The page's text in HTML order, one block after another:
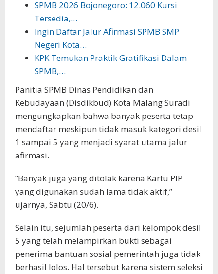
SPMB 2026 Bojonegoro: 12.060 Kursi
Tersedia,…
Ingin Daftar Jalur Afirmasi SPMB SMP
Negeri Kota…
KPK Temukan Praktik Gratifikasi Dalam
SPMB,…
Panitia SPMB Dinas Pendidikan dan
Kebudayaan (Disdikbud) Kota Malang Suradi
mengungkapkan bahwa banyak peserta tetap
mendaftar meskipun tidak masuk kategori desil
1 sampai 5 yang menjadi syarat utama jalur
afirmasi.
“Banyak juga yang ditolak karena Kartu PIP
yang digunakan sudah lama tidak aktif,”
ujarnya, Sabtu (20/6).
Selain itu, sejumlah peserta dari kelompok desil
5 yang telah melampirkan bukti sebagai
penerima bantuan sosial pemerintah juga tidak
berhasil lolos. Hal tersebut karena sistem seleksi